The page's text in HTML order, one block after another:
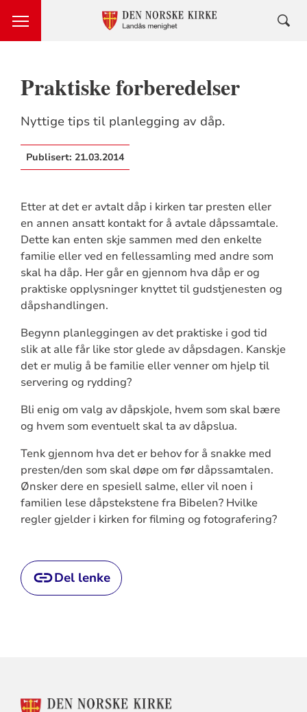
Praktiske forberedelser
Nyttige tips til planlegging av dåp.
Publisert: 21.03.2014
Etter at det er avtalt dåp i kirken tar presten eller
en annen ansatt kontakt for å avtale dåpssamtale.
Dette kan enten skje sammen med den enkelte
familie eller ved en fellessamling med andre som
skal ha dåp. Her går en gjennom hva dåp er og
praktiske opplysninger knyttet til gudstjenesten og
dåpshandlingen.
Begynn planleggingen av det praktiske i god tid
slik at alle får like stor glede av dåpsdagen. Kanskje
det er mulig å be familie eller venner om hjelp til
servering og rydding?
Bli enig om valg av dåpskjole, hvem som skal bære
og hvem som eventuelt skal ta av dåpslua.
Tenk gjennom hva det er behov for å snakke med
presten/den som skal døpe om før dåpssamtalen.
Ønsker dere en spesiell salme, eller vil noen i
familien lese dåpstekstene fra Bibelen? Hvilke
regler gjelder i kirken for filming og fotografering?
Del lenke
KONTAKTINFORMASJON